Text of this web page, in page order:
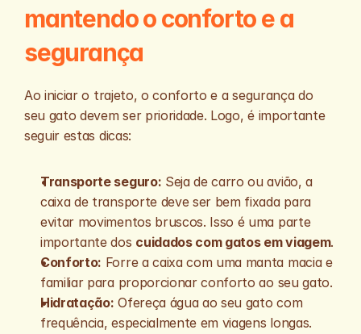
mantendo o conforto e a
segurança
Ao iniciar o trajeto, o conforto e a segurança do
seu gato devem ser prioridade. Logo, é importante
seguir estas dicas:
Transporte seguro: Seja de carro ou avião, a
caixa de transporte deve ser bem fixada para
evitar movimentos bruscos. Isso é uma parte
importante dos cuidados com gatos em viagem.
Conforto: Forre a caixa com uma manta macia e
familiar para proporcionar conforto ao seu gato.
Hidratação: Ofereça água ao seu gato com
frequência, especialmente em viagens longas.